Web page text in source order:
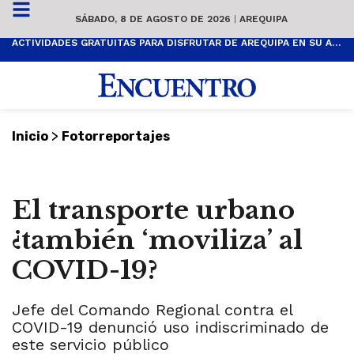
SÁBADO, 8 DE AGOSTO DE 2026 | AREQUIPA
ACTIVIDADES GRATUITAS PARA DISFRUTAR DE AREQUIPA EN SU ANIVERSARIO
Inicio > Fotorreportajes
El transporte urbano
¿también ‘moviliza’ al
COVID-19?
Jefe del Comando Regional contra el
COVID-19 denunció uso indiscriminado de
este servicio público